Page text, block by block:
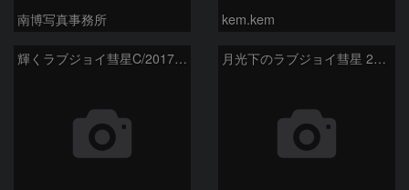
南博写真事務所 kem.kem
輝くラブジョイ彗星C/2017E4 月光下のラブジョイ彗星 2017E4 Lovejoy